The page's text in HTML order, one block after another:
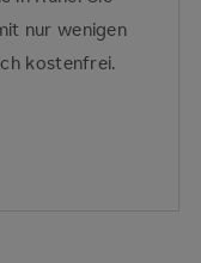
nur wenigen
kostenfrei.